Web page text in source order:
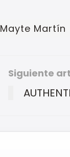
Mayte Martín
Siguiente